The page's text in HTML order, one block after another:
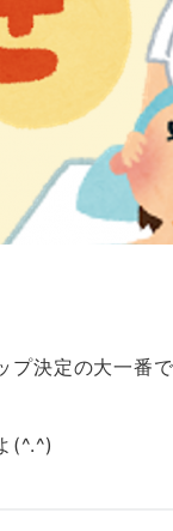
決定の大一番
(^.^)